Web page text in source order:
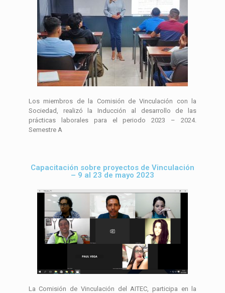
Los miembros de la Comisión de Vinculación con la
Sociedad, realizó la Inducción al desarrollo de las
prácticas laborales para el periodo 2023 – 2024.
Semestre A
Capacitación sobre proyectos de Vinculación
– 9 al 23 de mayo 2023
La Comisión de Vinculación del AITEC, participa en la